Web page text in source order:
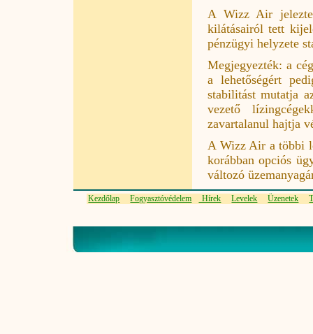
A Wizz Air
kilátásairól tett
pénzügyi helyzete
Megjegyezték: a
a lehetőségért
stabilitást mutatja
vezető
zavartalanul hajtja
A Wizz Air a többi
korábban opciós
változó
Kezdőlap Fogyasztóvédelem Hírek Levelek Üzenetek